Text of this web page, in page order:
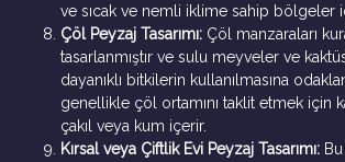
ve sıcak ve nemli iklime sahip bölgeler
Çöl Peyzaj Tasarımı: Çöl manzaraları
tasarlanmıştır ve sulu meyveler ve
dayanıklı bitkilerin kullanılmasına
genellikle çöl ortamını taklit etmek için
çakıl veya kum içerir.
Kırsal veya Çiftlik Evi Peyzaj Tasarımı: